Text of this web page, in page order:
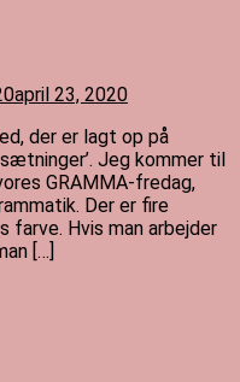
april 23, 2020
der er lagt op på
Jeg kommer til
GRAMMA-fredag,
Der er fire
farve. Hvis man arbejder
[…]